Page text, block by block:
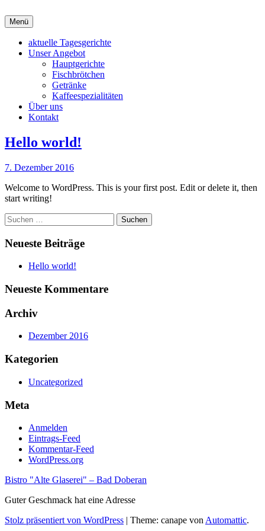
Inhalt
springen
Bistro "Alte Glaserei" – Bad Doberan
Guter Geschmack hat eine Adresse
Menü
aktuelle Tagesgerichte
Unser Angebot
Hauptgerichte
Fischbrötchen
Getränke
Kaffeespezialitäten
Über uns
Kontakt
Unser
Angebot
Hello world!
7. Dezember 2016
Welcome to WordPress. This is your first post. Edit or delete it, then
start writing!
Suchen
nach:
Neueste Beiträge
Hello world!
Neueste Kommentare
Archiv
Dezember 2016
Kategorien
Uncategorized
Meta
Anmelden
Eintrags-Feed
Kommentar-Feed
WordPress.org
Bistro "Alte Glaserei" – Bad Doberan
Guter Geschmack hat eine Adresse
Stolz präsentiert von WordPress | Theme: canape von Automattic.